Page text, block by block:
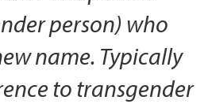
person) who
name. Typically
to transgender